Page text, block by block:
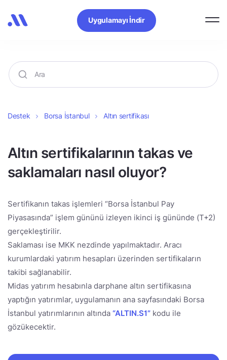
Uygulamayı İndir
Destek Borsa İstanbul Altın sertifikası
Altın sertifikalarının takas ve
saklamaları nasıl oluyor?
Sertifikanın takas işlemleri “Borsa İstanbul Pay
Piyasasında” işlem gününü izleyen ikinci iş gününde (T+2)
gerçekleştirilir.
Saklaması ise MKK nezdinde yapılmaktadır. Aracı
kurumlardaki yatırım hesapları üzerinden sertifikaların
takibi sağlanabilir.
Midas yatırım hesabınla darphane altın sertifikasına
yaptığın yatırımlar, uygulamanın ana sayfasındaki Borsa
İstanbul yatırımlarının altında “ALTIN.S1” kodu ile
gözükecektir.